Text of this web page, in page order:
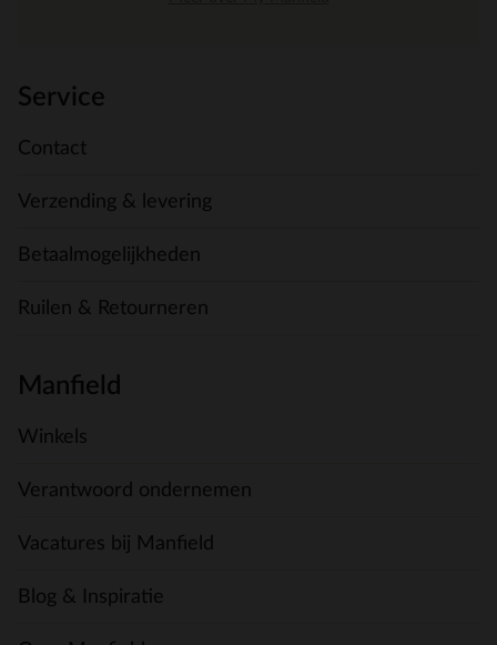
Service
Contact
Verzending & levering
Betaalmogelijkheden
Ruilen & Retourneren
Manfield
Winkels
Verantwoord ondernemen
Vacatures bij Manfield
Blog & Inspiratie